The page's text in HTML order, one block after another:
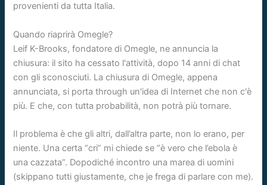
provenienti da tutta Italia.
Quando riaprirà Omegle?
Leif K-Brooks, fondatore di Omegle, ne annuncia la
chiusura: il sito ha cessato l'attività, dopo 14 anni di chat
con gli sconosciuti. La chiusura di Omegle, appena
annunciata, si porta through un'idea di Internet che non c'è
più. E che, con tutta probabilità, non potrà più tornare.
Il problema è che gli altri, dall’altra parte, non lo erano, per
niente. Una certa “cri” mi chiede se “è vero che l’ebola è
una cazzata”. Dopodiché incontro una marea di uomini
(skippano tutti giustamente, che je frega di parlare con me).